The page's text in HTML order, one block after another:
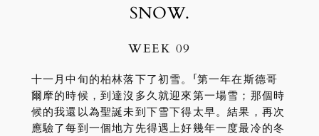
SNOW.
WEEK 09
十一月中旬的柏林落下了初雪。「第一年在斯德哥
爾摩的時候，到達沒多久就迎來第一場雪；那個時
候的我還以為聖誕未到下雪下得太早。結果，再次
應驗了每到一個地方先得遇上好幾年一度最冷的冬